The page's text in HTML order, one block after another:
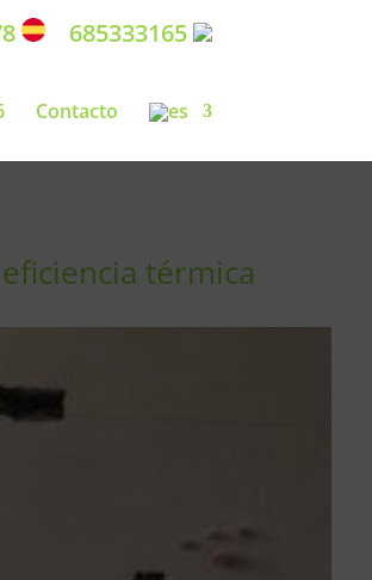
685333165
Contacto
térmica